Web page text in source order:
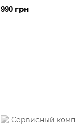
990 грн